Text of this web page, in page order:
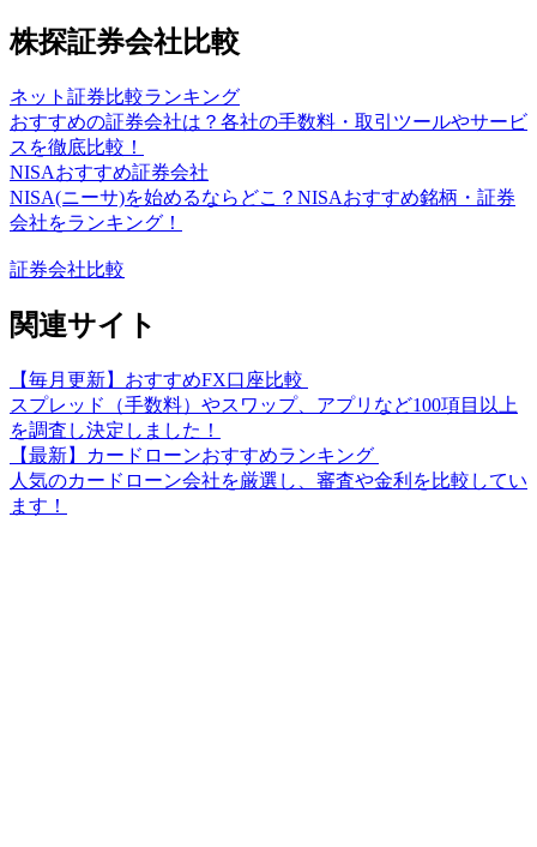
株探証券会社比較
ネット証券比較ランキング
おすすめの証券会社は？各社の手数料・取引ツールやサービ
スを徹底比較！
NISAおすすめ証券会社
NISA(ニーサ)を始めるならどこ？NISAおすすめ銘柄・証券
会社をランキング！
証券会社比較
関連サイト
【毎月更新】おすすめFX口座比較
スプレッド（手数料）やスワップ、アプリなど100項目以上
を調査し決定しました！
【最新】カードローンおすすめランキング
人気のカードローン会社を厳選し、審査や金利を比較してい
ます！